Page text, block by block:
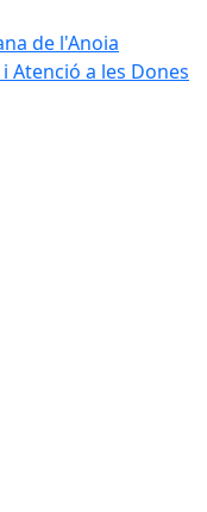
de l'Anoia
Atenció a les Dones